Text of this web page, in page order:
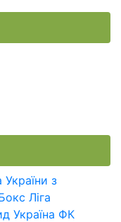
України з
Ліга
Україна ФК